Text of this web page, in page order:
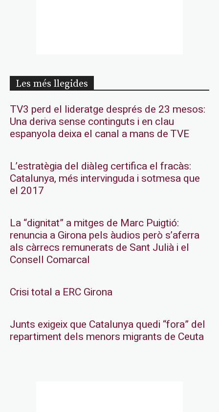
Les més llegides
TV3 perd el lideratge després de 23 mesos:
Una deriva sense continguts i en clau
espanyola deixa el canal a mans de TVE
L’estratègia del diàleg certifica el fracàs:
Catalunya, més intervinguda i sotmesa que
el 2017
La “dignitat” a mitges de Marc Puigtió:
renuncia a Girona pels àudios però s’aferra
als càrrecs remunerats de Sant Julià i el
Consell Comarcal
Crisi total a ERC Girona
Junts exigeix que Catalunya quedi “fora” del
repartiment dels menors migrants de Ceuta